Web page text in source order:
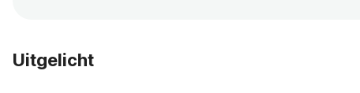
Uitgelicht